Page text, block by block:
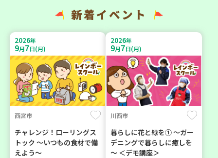
新着イベント
2026年
9月7日(月)
西宮市
チャレンジ！ローリングス
トック ～いつもの食材で備
えよう～
2026年
9月7日(月)
川西市
暮らしに花と緑を① ～ガー
デニングで暮らしに癒しを
～ ＜デモ講座＞